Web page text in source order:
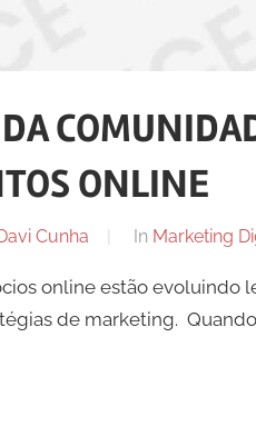
ONLINE
Cunha In Marketing
online estão evoluindo
de marketing.